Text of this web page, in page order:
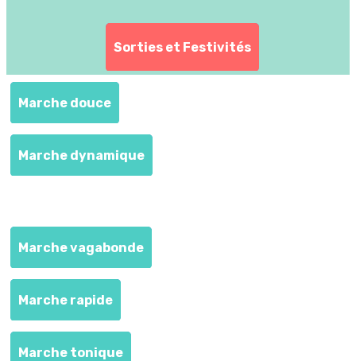
Sorties et Festivités
Marche douce
Marche dynamique
Marche vagabonde
Marche rapide
Marche tonique